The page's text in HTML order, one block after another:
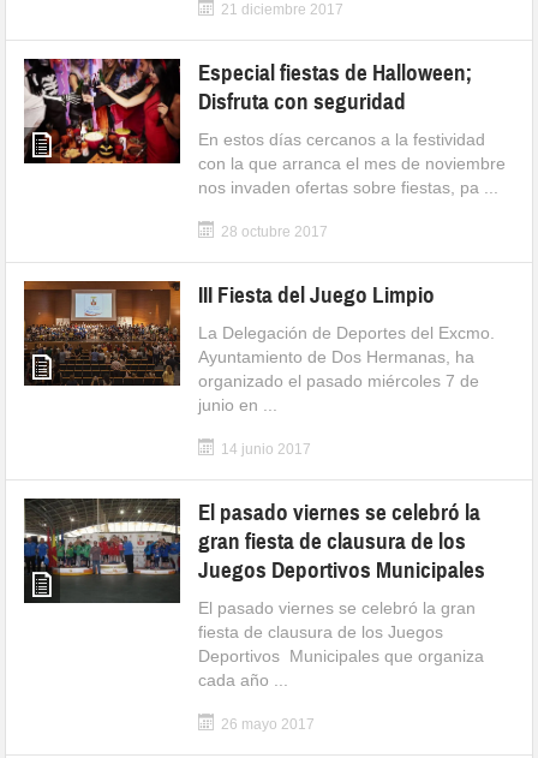
21 diciembre 2017
Especial fiestas de Halloween;
Disfruta con seguridad
En estos días cercanos a la festividad
con la que arranca el mes de noviembre
nos invaden ofertas sobre fiestas, pa ...
28 octubre 2017
III Fiesta del Juego Limpio
La Delegación de Deportes del Excmo.
Ayuntamiento de Dos Hermanas, ha
organizado el pasado miércoles 7 de
junio en ...
14 junio 2017
El pasado viernes se celebró la
gran fiesta de clausura de los
Juegos Deportivos Municipales
El pasado viernes se celebró la gran
fiesta de clausura de los Juegos
Deportivos Municipales que organiza
cada año ...
26 mayo 2017